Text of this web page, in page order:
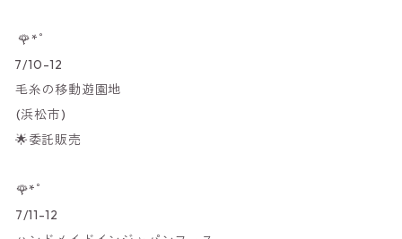
⁡⁡⁡⁡⁡︎︎🌹*゜⁡
7/⁡10-12
⁡毛糸の移動遊園地⁡⁡
⁡⁡(浜松市)⁡⁡
⁡︎🌟委託販売
⁡⁡🌹*゜
⁡7/11-12⁡